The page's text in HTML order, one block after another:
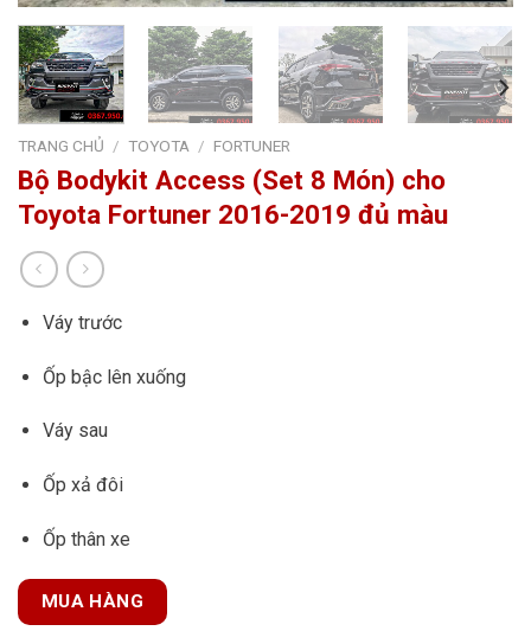
TRANG CHỦ / TOYOTA / FORTUNER
Bộ Bodykit Access (Set 8 Món) cho
Toyota Fortuner 2016-2019 đủ màu
Váy trước
Ốp bậc lên xuống
Váy sau
Ốp xả đôi
Ốp thân xe
MUA HÀNG